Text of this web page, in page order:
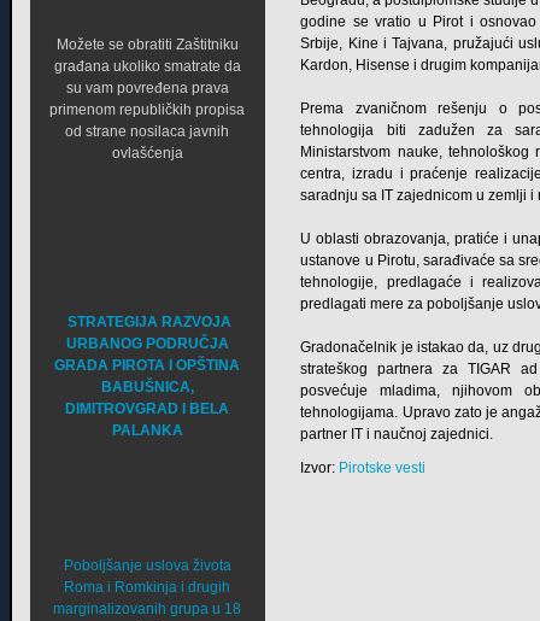
godine se vratio u Pirot i
Srbije, Kine i Tajvana, pružajući
Kardon, Hisense i drugim
Prema zvaničnom rešenju o
tehnologija biti zadužen za
Ministarstvom nauke,
centra, izradu i praćenje
saradnju sa IT zajednicom u zemlji i
U oblasti obrazovanja, pratiće i
ustanove u Pirotu, sarađivaće sa
tehnologije, predlagaće i
predlagati mere za poboljšanje
Gradonačelnik je istakao da, uz
strateškog partnera za TIGAR
posvećuje mladima, njihovom
tehnologijama. Upravo zato je
partner IT i naučnoj zajednici.
Izvor: Pirotske vesti
Možete se obratiti Zaštitniku
građana ukoliko smatrate da
su vam povređena prava
primenom republičkih propisa
od strane nosilaca javnih
ovlašćenja
STRATEGIJA RAZVOJA
URBANOG PODRUČJA
GRADA PIROTA I OPŠTINA
BABUŠNICA,
DIMITROVGRAD I BELA
PALANKA
Poboljšanje uslova života
Roma i Romkinja i drugih
marginalizovanih grupa u 18